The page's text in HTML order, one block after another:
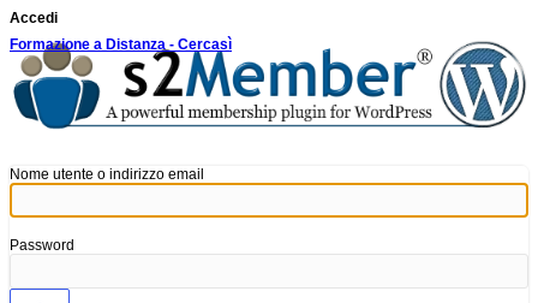
Accedi
Formazione a Distanza - Cercasì
Nome utente o indirizzo email
Password